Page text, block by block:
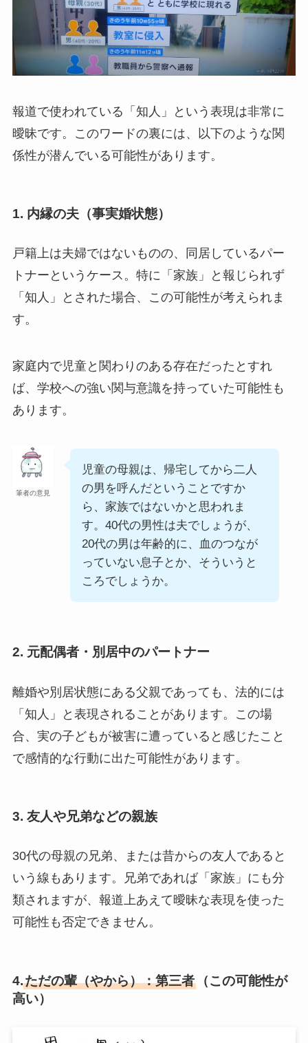
報道で使われている「知人」という表現は非常に
曖昧です。このワードの裏には、以下のような関
係性が潜んでいる可能性があります。
1. 内縁の夫（事実婚状態）
戸籍上は夫婦ではないものの、同居しているパー
トナーというケース。特に「家族」と報じられず
「知人」とされた場合、この可能性が考えられま
す。
家庭内で児童と関わりのある存在だったとすれ
ば、学校への強い関与意識を持っていた可能性も
あります。
筆者の意見
児童の母親は、帰宅してから二人
の男を呼んだということですか
ら、家族ではないかと思われま
す。40代の男性は夫でしょうが、
20代の男は年齢的に、血のつなが
っていない息子とか、そういうと
ころでしょうか。
2. 元配偶者・別居中のパートナー
離婚や別居状態にある父親であっても、法的には
「知人」と表現されることがあります。この場
合、実の子どもが被害に遭っていると感じたこと
で感情的な行動に出た可能性があります。
3. 友人や兄弟などの親族
30代の母親の兄弟、または昔からの友人であると
いう線もあります。兄弟であれば「家族」にも分
類されますが、報道上あえて曖昧な表現を使った
可能性も否定できません。
4.ただの輩（やから）：第三者（この可能性が
高い）